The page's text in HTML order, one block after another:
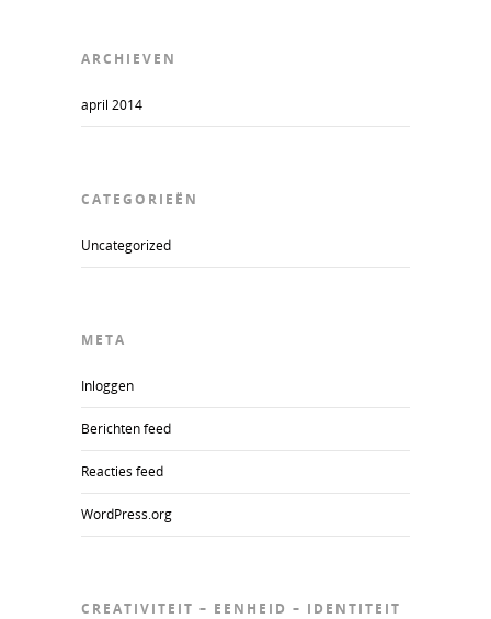
ARCHIEVEN
april 2014
CATEGORIEËN
Uncategorized
META
Inloggen
Berichten feed
Reacties feed
WordPress.org
CREATIVITEIT – EENHEID – IDENTITEIT